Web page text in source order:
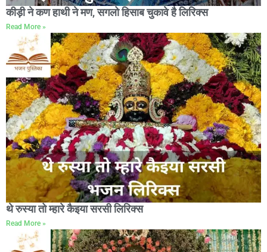
कीड़ी ने कण हाथी ने मण, सगलो हिसाब चुकावे है लिरिक्स
Read More »
थे रुस्या तो म्हारे कैइया सरसी लिरिक्स
Read More »